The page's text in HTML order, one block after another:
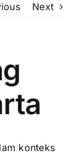
Next
konteks